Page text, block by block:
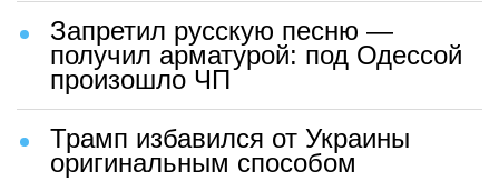
Запретил русскую песню —
получил арматурой: под Одессой
произошло ЧП
Трамп избавился от Украины
оригинальным способом